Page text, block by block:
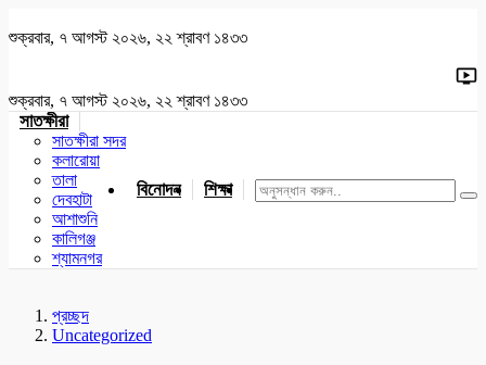
শুক্রবার, ৭ আগস্ট ২০২৬, ২২ শ্রাবণ ১৪৩৩
শুক্রবার, ৭ আগস্ট ২০২৬, ২২ শ্রাবণ ১৪৩৩
সাতক্ষীরা
সাতক্ষীরা সদর
কলারোয়া
তালা
দেবহাটা
আশাশুনি
কালিগঞ্জ
শ্যামনগর
বিনোদন শিক্ষা খেলাধুলা জাতীয় যশোর
প্রচ্ছদ
Uncategorized